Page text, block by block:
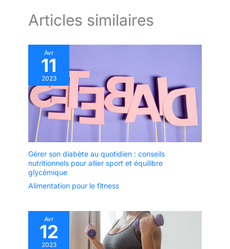
Articles similaires
Avr
11
2023
Gérer son diabète au quotidien : conseils
nutritionnels pour allier sport et équilibre
glycémique
Alimentation pour le fitness
Avr
12
2023